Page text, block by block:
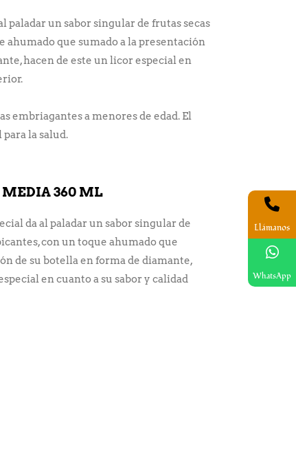
paladar un sabor singular de frutas secas
ahumado que sumado a la presentación
hacen de este un licor especial en
embriagantes a menores de edad. El
la salud.
360 ML
da al paladar un sabor singular de
con un toque ahumado que
de su botella en forma de diamante,
en cuanto a su sabor y calidad
Llámanos
WhatsApp